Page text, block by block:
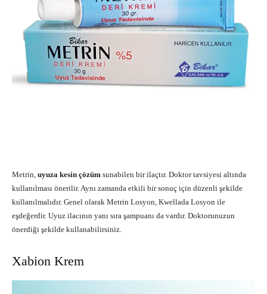
Metrin, uyuza kesin çözüm sunabilen bir ilaçtır. Doktor tavsiyesi altında
kullanılması önerilir. Aynı zamanda etkili bir sonuç için düzenli şekilde
kullanılmalıdır. Genel olarak Metrin Losyon, Kwellada Losyon ile
eşdeğerdir. Uyuz ilacının yanı sıra şampuanı da vardır. Doktorunuzun
önerdiği şekilde kullanabilirsiniz.
Xabion Krem